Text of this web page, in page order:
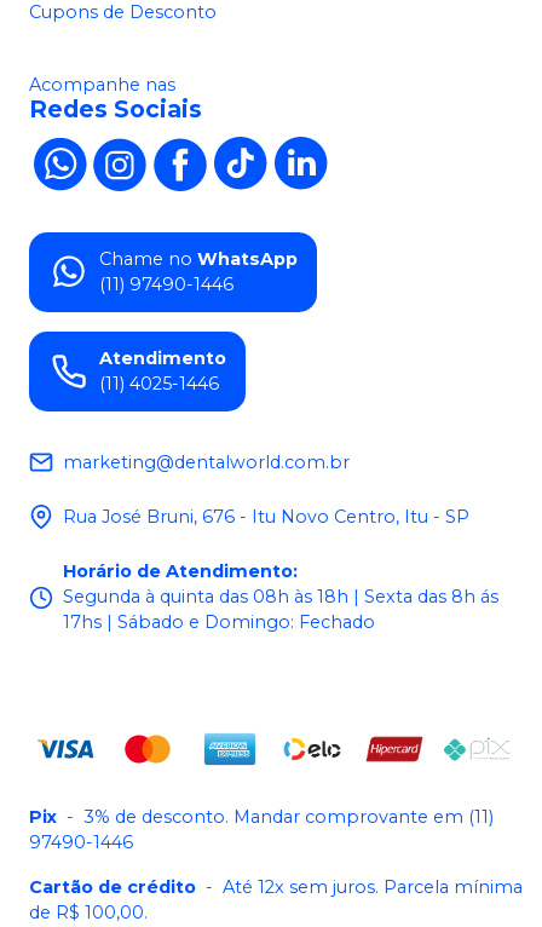
Cupons de Desconto
Acompanhe nas
Redes Sociais
Chame no WhatsApp
(11) 97490-1446
Atendimento
(11) 4025-1446
marketing@dentalworld.com.br
Rua José Bruni, 676 - Itu Novo Centro, Itu - SP
Horário de Atendimento:
Segunda à quinta das 08h às 18h | Sexta das 8h ás
17hs | Sábado e Domingo: Fechado
Pix - 3% de desconto. Mandar comprovante em (11)
97490-1446
Cartão de crédito - Até 12x sem juros. Parcela mínima
de R$ 100,00.